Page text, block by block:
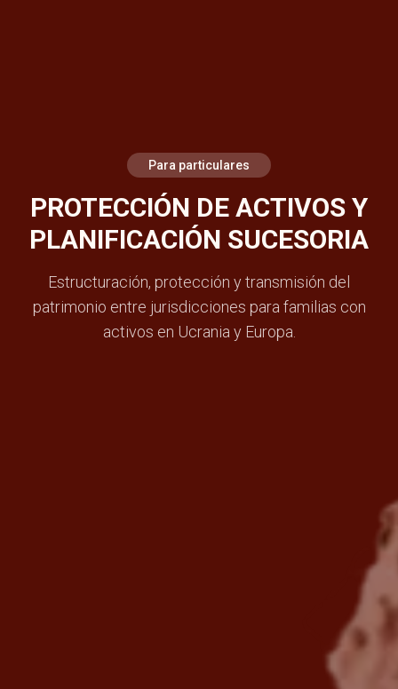
Para particulares
PROTECCIÓN DE ACTIVOS Y
PLANIFICACIÓN SUCESORIA
Estructuración, protección y transmisión del
patrimonio entre jurisdicciones para familias con
activos en Ucrania y Europa.